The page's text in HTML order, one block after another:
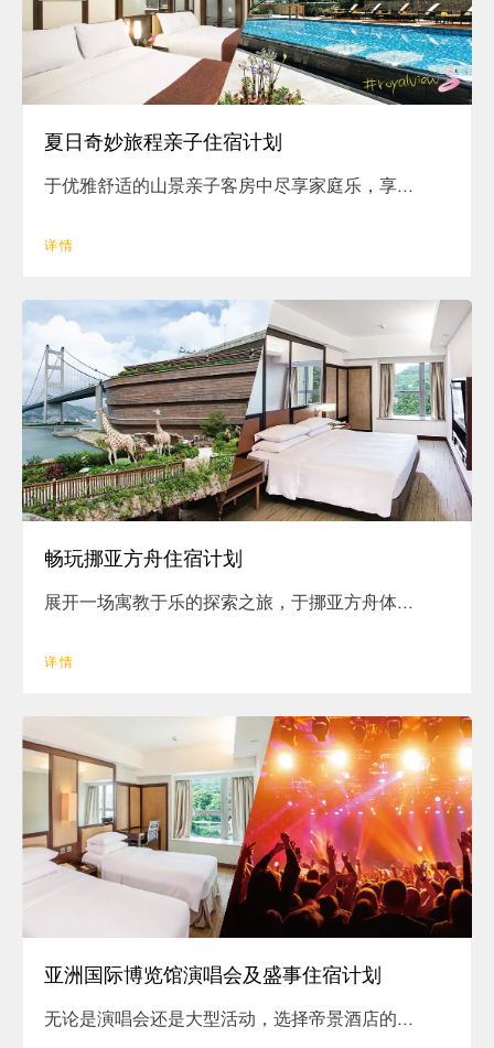
夏日奇妙旅程亲子住宿计划
于优雅舒适的山景亲子客房中尽享家庭乐，享...
详情
畅玩挪亚方舟住宿计划
展开一场寓教于乐的探索之旅，于挪亚方舟体...
详情
亚洲国际博览馆演唱会及盛事住宿计划
无论是演唱会还是大型活动，选择帝景酒店的...